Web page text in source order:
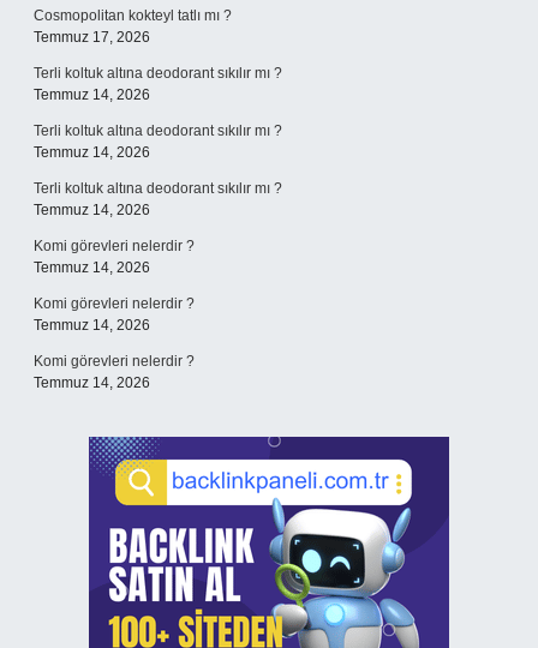
Cosmopolitan kokteyl tatlı mı ?
Temmuz 17, 2026
Terli koltuk altına deodorant sıkılır mı ?
Temmuz 14, 2026
Terli koltuk altına deodorant sıkılır mı ?
Temmuz 14, 2026
Terli koltuk altına deodorant sıkılır mı ?
Temmuz 14, 2026
Komi görevleri nelerdir ?
Temmuz 14, 2026
Komi görevleri nelerdir ?
Temmuz 14, 2026
Komi görevleri nelerdir ?
Temmuz 14, 2026